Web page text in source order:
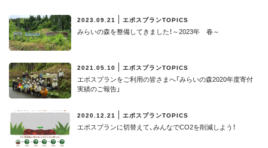
2023.09.21 エポスプランTOPICS
みらいの森を整備してきました！～2023年 春～
2021.05.10 エポスプランTOPICS
エポスプランをご利用の皆さまへ「みらいの森2020年度寄付
実績のご報告」
2020.12.21 エポスプランTOPICS
エポスプランに切替えて、みんなでCO2を削減しよう！